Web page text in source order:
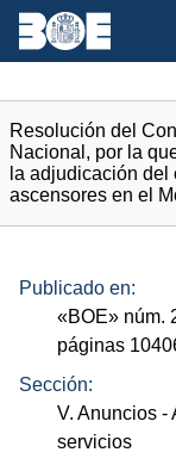
Resolución del
Nacional, por la
la adjudicación
ascensores en el
Publicado en:
«BOE» núm.
páginas
Sección:
V. Anuncios -
servicios